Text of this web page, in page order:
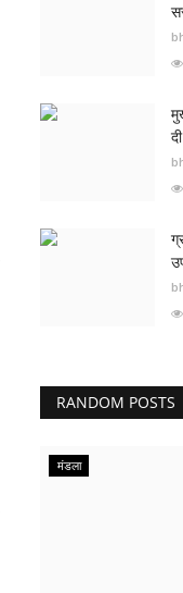
RANDOM POSTS
मंडला